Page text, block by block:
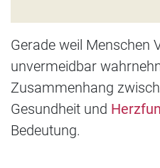
Gerade weil Menschen
unvermeidbar
Zusammenhang
Gesundheit und
Bedeutung.